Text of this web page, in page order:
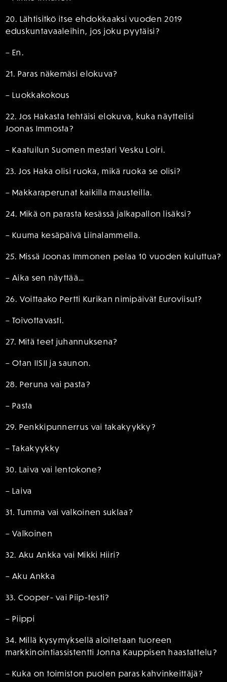
20. Lähtisitkö itse ehdokkaaksi vuoden 2019
eduskuntavaaleihin, jos joku pyytäisi?
– En.
21. Paras näkemäsi elokuva?
– Luokkakokous
22. Jos Hakasta tehtäisi elokuva, kuka näyttelisi
Joonas Immosta?
– Kaatuilun Suomen mestari Vesku Loiri.
23. Jos Haka olisi ruoka, mikä ruoka se olisi?
– Makkaraperunat kaikilla mausteilla.
24. Mikä on parasta kesässä jalkapallon lisäksi?
– Kuuma kesäpäivä Liinalammella.
25. Missä Joonas Immonen pelaa 10 vuoden kuluttua?
– Aika sen näyttää…
26. Voittaako Pertti Kurikan nimipäivät Euroviisut?
– Toivottavasti.
27. Mitä teet juhannuksena?
– Otan IISII ja saunon.
28. Peruna vai pasta?
– Pasta
29. Penkkipunnerrus vai takakyykky?
– Takakyykky
30. Laiva vai lentokone?
– Laiva
31. Tumma vai valkoinen suklaa?
– Valkoinen
32. Aku Ankka vai Mikki Hiiri?
– Aku Ankka
33. Cooper- vai Piip-testi?
– Piippi
34. Millä kysymyksellä aloitetaan tuoreen
markkinointiassistentti Jonna Kauppisen haastattelu?
– Kuka on toimiston puolen paras kahvinkeittäjä?